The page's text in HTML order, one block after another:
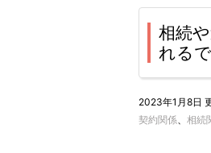
相続
れる
2023年1月8日
契約関係、 相続